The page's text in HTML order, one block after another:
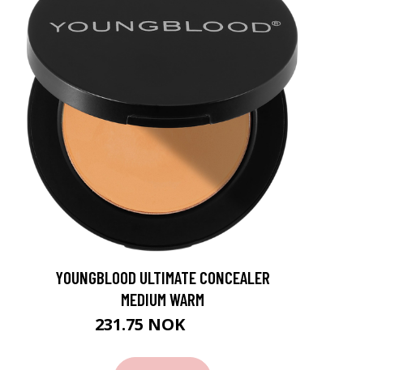
YOUNGBLOOD ULTIMATE CONCEALER
MEDIUM WARM
231.75 NOK